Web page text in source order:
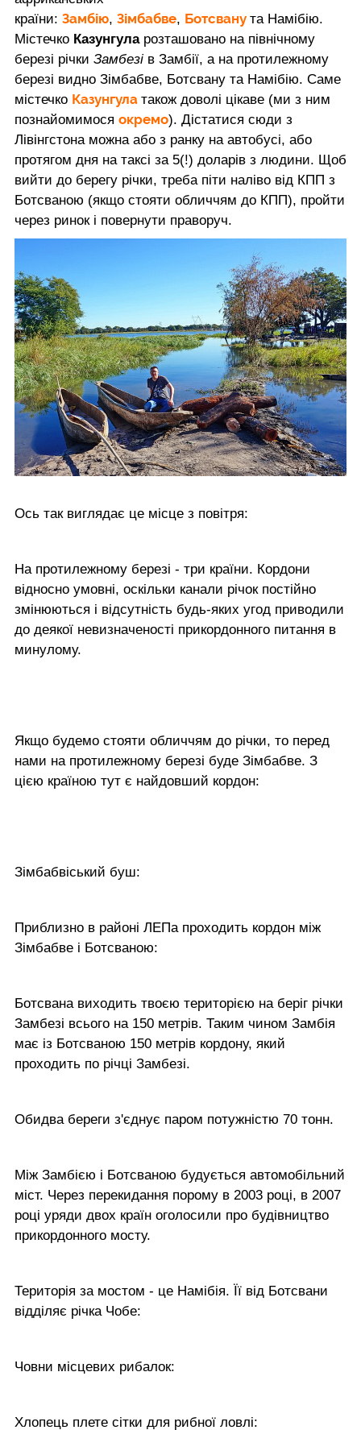
країни: Замбію, Зімбабве, Ботсвану та Намібію.
Містечко Казунгула розташовано на північному
березі річки Замбезі в Замбії, а на протилежному
березі видно Зімбабве, Ботсвану та Намібію. Саме
містечко Казунгула також доволі цікаве (ми з ним
познайомимося окремо). Дістатися сюди з
Лівінгстона можна або з ранку на автобусі, або
протягом дня на таксі за 5(!) доларів з людини. Щоб
вийти до берегу річки, треба піти наліво від КПП з
Ботсваною (якщо стояти обличчям до КПП), пройти
через ринок і повернути праворуч.
Ось так виглядає це місце з повітря:
На протилежному березі - три країни. Кордони
відносно умовні, оскільки канали річок постійно
змінюються і відсутність будь-яких угод приводили
до деякої невизначеності прикордонного питання в
минулому.
Якщо будемо стояти обличчям до річки, то перед
нами на протилежному березі буде Зімбабве. З
цією країною тут є найдовший кордон:
Зімбабвіський буш:
Приблизно в районі ЛЕПа проходить кордон між
Зімбабве і Ботсваною:
Ботсвана виходить твоєю територією на беріг річки
Замбезі всього на 150 метрів. Таким чином Замбія
має із Ботсваною 150 метрів кордону, який
проходить по річці Замбезі.
Обидва береги з'єднує паром потужністю 70 тонн.
Між Замбією і Ботсваною будується автомобільний
міст. Через перекидання порому в 2003 році, в 2007
році уряди двох країн оголосили про будівництво
прикордонного мосту.
Територія за мостом - це Намібія. Її від Ботсвани
відділяє річка Чобе:
Човни місцевих рибалок:
Хлопець плете сітки для рибної ловлі: